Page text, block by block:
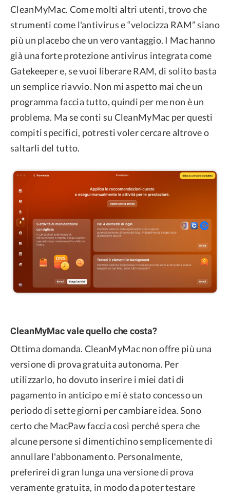
CleanMyMac. Come molti altri utenti, trovo che
strumenti come l'antivirus e “velocizza RAM” siano
più un placebo che un vero vantaggio. I Mac hanno
già una forte protezione antivirus integrata come
Gatekeeper e, se vuoi liberare RAM, di solito basta
un semplice riavvio. Non mi aspetto mai che un
programma faccia tutto, quindi per me non è un
problema. Ma se conti su CleanMyMac per questi
compiti specifici, potresti voler cercare altrove o
saltarli del tutto.
CleanMyMac vale quello che costa?
Ottima domanda. CleanMyMac non offre più una
versione di prova gratuita autonoma. Per
utilizzarlo, ho dovuto inserire i miei dati di
pagamento in anticipo e mi è stato concesso un
periodo di sette giorni per cambiare idea. Sono
certo che MacPaw faccia così perché spera che
alcune persone si dimentichino semplicemente di
annullare l'abbonamento. Personalmente,
preferirei di gran lunga una versione di prova
veramente gratuita, in modo da poter testare